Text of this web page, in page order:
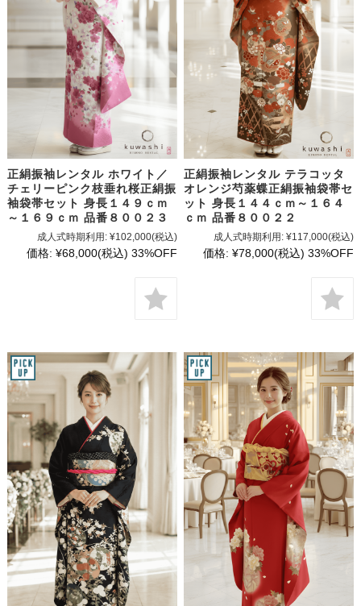
正絹振袖レンタル ホワイト／
チェリーピンク枝垂れ桜正絹振
袖袋帯セット 身長１４９ｃｍ
～１６９ｃｍ 品番８００２３
成人式時期利用: ¥102,000(税込)
価格: ¥68,000(税込) 33%OFF
正絹振袖レンタル テラコッタ
オレンジ芍薬蝶正絹振袖袋帯セ
ット 身長１４４ｃｍ～１６４
ｃｍ 品番８００２２
成人式時期利用: ¥117,000(税込)
価格: ¥78,000(税込) 33%OFF